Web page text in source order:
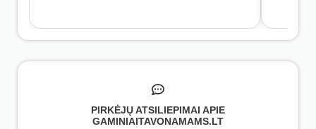
PIRKĖJŲ ATSILIEPIMAI APIE
GAMINIAITAVONAMAMS.LT